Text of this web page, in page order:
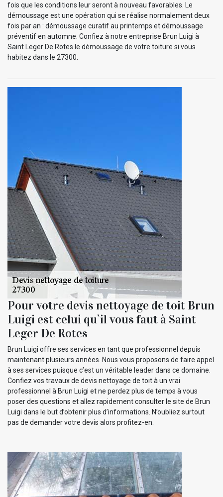
fois que les conditions leur seront à nouveau favorables. Le
démoussage est une opération qui se réalise normalement deux
fois par an : démoussage curatif au printemps et démoussage
préventif en automne. Confiez à notre entreprise Brun Luigi à
Saint Leger De Rotes le démoussage de votre toiture si vous
habitez dans le 27300.
Pour votre devis nettoyage de toit Brun
Luigi est celui qu`il vous faut à Saint
Leger De Rotes
Brun Luigi offre ses services en tant que professionnel depuis
maintenant plusieurs années. Nous vous proposons de faire appel
à ses services puisque c’est un véritable leader dans ce domaine.
Confiez vos travaux de devis nettoyage de toit à un vrai
professionnel à Brun Luigi et ne perdez plus de temps à vous
poser des questions et allez rapidement consulter le site de Brun
Luigi dans le but d’obtenir plus d’informations. N’oubliez surtout
pas de demander votre devis alors profitez-en.